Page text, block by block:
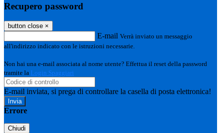
Recupero password
button close ×
E-mail Verrà inviato un messaggio
all'indirizzo indicato con le istruzioni necessarie.
Non hai una e-mail associata al nome utente? Effettua il reset della password
tramite la Login Spaggiari
E-mail inviata, si prega di controllare la casella di posta elettronica!
Errore
Chiudi